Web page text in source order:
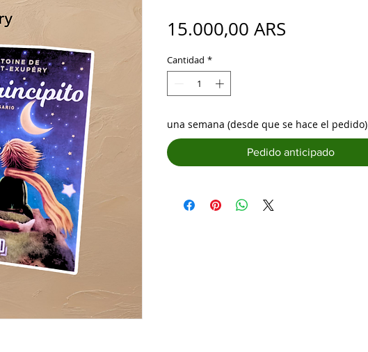
15.000,00 ARS
Cantidad *
una semana (desde que se hace el pedido)
Pedido anticipado